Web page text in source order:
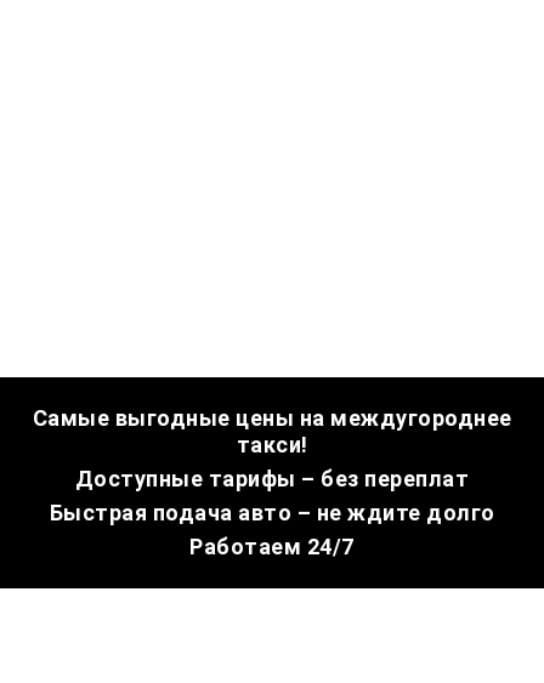
Самые выгодные цены на междугороднее
такси!
Доступные тарифы – без переплат
Быстрая подача авто – не ждите долго
Работаем 24/7